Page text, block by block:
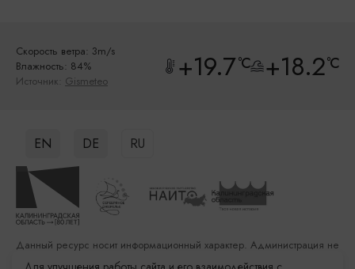
Скорость ветра: 3m/s
Влажность: 84%
Источник: Gismeteo +19.7°C +18.2°C
EN DE RU
Данный ресурс носит информационный характер. Администрация не
несет ответственности за качество услуг, предоставленных